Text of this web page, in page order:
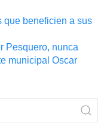
que beneficien a sus
Pesquero, nunca
municipal Oscar